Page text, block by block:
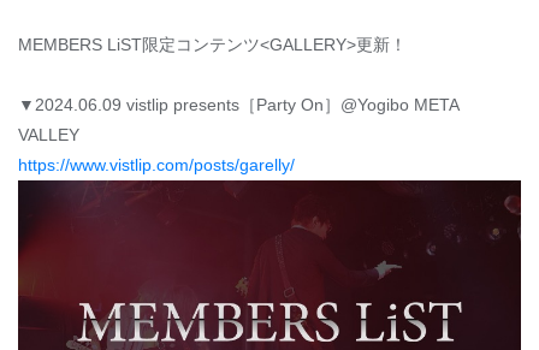
MEMBERS LiST限定コンテンツ<GALLERY>更新！
▼2024.06.09 vistlip presents［Party On］@Yogibo META
VALLEY
https://www.vistlip.com/posts/garelly/